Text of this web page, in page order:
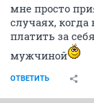
мне просто
случаях, когда
платить за
мужчиной
ОТВЕТИТЬ